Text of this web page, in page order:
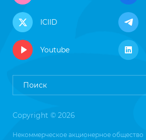
ICIID
Youtube
Copyright © 2026
Некоммерческое акционерное общество